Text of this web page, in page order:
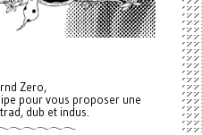
Zero,
pour vous proposer une
dub et indus.